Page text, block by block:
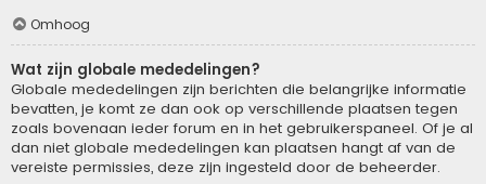
Omhoog
Wat zijn globale mededelingen?
Globale mededelingen zijn berichten die belangrijke informatie
bevatten, je komt ze dan ook op verschillende plaatsen tegen
zoals bovenaan ieder forum en in het gebruikerspaneel. Of je al
dan niet globale mededelingen kan plaatsen hangt af van de
vereiste permissies, deze zijn ingesteld door de beheerder.